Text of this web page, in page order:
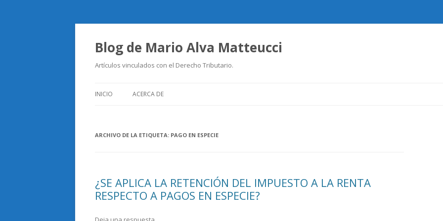
Blog de Mario Alva Matteucci
Artículos vinculados con el Derecho Tributario.
INICIO ACERCA DE
ARCHIVO DE LA ETIQUETA: PAGO EN ESPECIE
¿SE APLICA LA RETENCIÓN DEL IMPUESTO A LA RENTA
RESPECTO A PAGOS EN ESPECIE?